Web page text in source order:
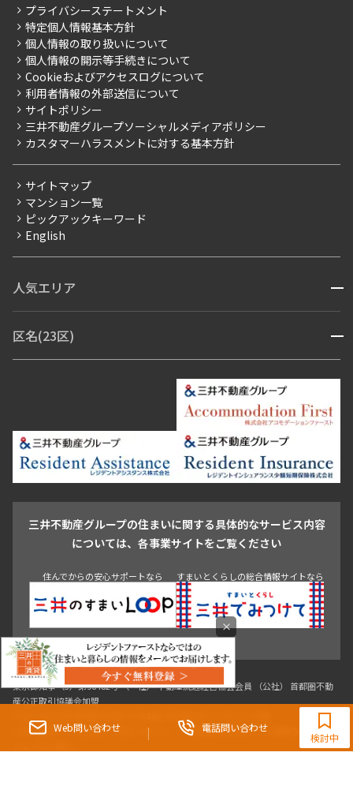
Web問い合わせ 電話問い合わせ
0120-321-364
9:30~18:00（水曜定休）
検討中
こだわりから探す
こだわり一覧
プレミアムマンション
新築
当社限定（港区・渋谷区）
当社限定（港区・渋谷区以外）
三井不動産企画
賃料改定
フリーレント
ペット可
ブランドマンション
ご入居・提携サービス
お部屋探しからご契約まで
よくあるご質問
社宅紹介
【仲介会社様向け】当社仲介事業部取り扱い物件入居申込
会社情報
事業案内
採用情報
ニュースリリース
お問い合わせ
プライバシーステートメント
特定個人情報基本方針
個人情報の取り扱いについて
個人情報の開示等手続きについて
Cookieおよびアクセスログについて
利用者情報の外部送信について
サイトポリシー
三井不動産グループソーシャルメディアポリシー
カスタマーハラスメントに対する基本方針
サイトマップ
マンション一覧
ピックアックキーワード
English
人気エリア 開閉
青山・表参道・原宿
市ヶ谷・神楽坂・飯田橋
三田・芝・浜松町
月島・勝どき・豊洲
本郷・春日・小石川
新宿・代々木
目白・高田馬場・早稲田
池尻大橋・三軒茶屋
祐天寺・学芸大学・自由が丘
駒沢・用賀・二子玉川
成城・砧
池袋・板橋・王子
青山 渋谷 東京・大手町 新宿 品川
目黒・中目黒
区名(23区) 開閉
江東区 台東区 墨田区
中野区
練馬区 荒川区
足立区
葛飾区
江戸川区
三井不動産グループの住まいに関する具体的なサービス内容
については、各事業サイトをご覧ください
住んでからの安心サポートなら すまいとくらしの総合情報サイトなら
東京都知事（3）第96482号 （一社） 不動産流通経営協会会員 （公社） 首都圏不動
産公正取引協議会加盟
三井の賃貸「いちばんに、住む人のこと。」 東京都心を中心とした豊富な賃貸マン
×